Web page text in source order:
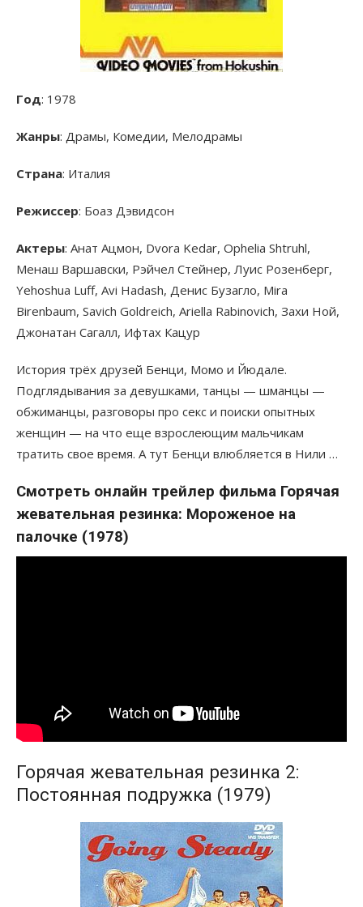
Год: 1978
Жанры: Драмы, Комедии, Мелодрамы
Страна: Италия
Режиссер: Боаз Дэвидсон
Актеры: Анат Ацмон, Dvora Kedar, Ophelia Shtruhl,
Менаш Варшавски, Рэйчел Стейнер, Луис Розенберг,
Yehoshua Luff, Avi Hadash, Денис Бузагло, Mira
Birenbaum, Savich Goldreich, Ariella Rabinovich, Захи Ной,
Джонатан Сагалл, Ифтах Кацур
История трёх друзей Бенци, Момо и Йюдале.
Подглядывания за девушками, танцы — шманцы —
обжиманцы, разговоры про секс и поиски опытных
женщин — на что еще взрослеющим мальчикам
тратить свое время. А тут Бенци влюбляется в Нили …
Смотреть онлайн трейлер фильма Горячая
жевательная резинка: Мороженое на
палочке (1978)
Горячая жевательная резинка 2:
Постоянная подружка (1979)